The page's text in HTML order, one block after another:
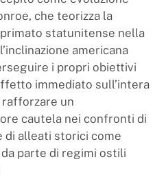
che teorizza la
statunitense nella
americana
i propri obiettivi
immediato sull’intera
un
cautela nei confronti di
di alleati storici come
parte di regimi ostili